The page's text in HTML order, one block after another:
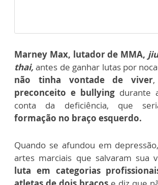
Marney Max, lutador de MMA,
thai, antes de ganhar lutas por
não tinha vontade de viver
preconceito e bullying durante
conta da deficiência, que
formação no braço esquerdo.
Quando se afundou em
artes marciais que salvaram sua
luta em categorias